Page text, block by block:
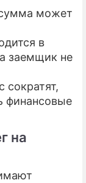
сумма может
в
заемщик не
сократят,
финансовые
на